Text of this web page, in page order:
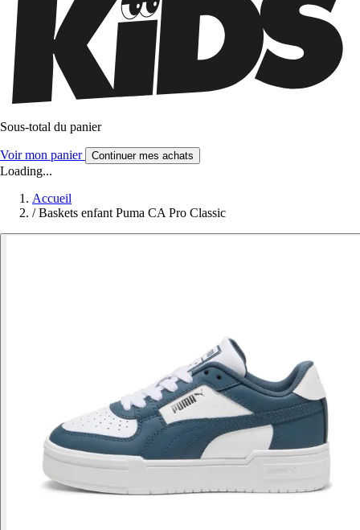
Sous-total du panier
Voir mon panier Continuer mes achats
Loading...
Accueil
/ Baskets enfant Puma CA Pro Classic